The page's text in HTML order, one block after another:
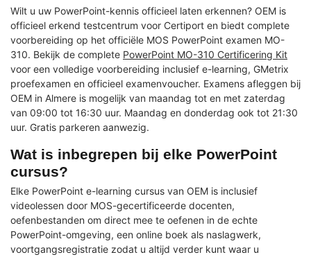
Wilt u uw PowerPoint-kennis officieel laten erkennen? OEM is
officieel erkend testcentrum voor Certiport en biedt complete
voorbereiding op het officiële MOS PowerPoint examen MO-
310. Bekijk de complete PowerPoint MO-310 Certificering Kit
voor een volledige voorbereiding inclusief e-learning, GMetrix
proefexamen en officieel examenvoucher. Examens afleggen bij
OEM in Almere is mogelijk van maandag tot en met zaterdag
van 09:00 tot 16:30 uur. Maandag en donderdag ook tot 21:30
uur. Gratis parkeren aanwezig.
Wat is inbegrepen bij elke PowerPoint
cursus?
Elke PowerPoint e-learning cursus van OEM is inclusief
videolessen door MOS-gecertificeerde docenten,
oefenbestanden om direct mee te oefenen in de echte
PowerPoint-omgeving, een online boek als naslagwerk,
voortgangsregistratie zodat u altijd verder kunt waar u